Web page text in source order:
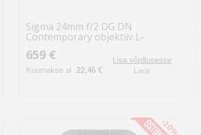
Sigma 24mm f/2 DG DN
Contemporary objektiiv L-
bajonett
659 €
Kuumakse al. 22,46 €
Lisa võrdlusesse
Laos
-10%